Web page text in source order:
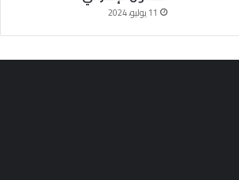
11 يوليو، 2024